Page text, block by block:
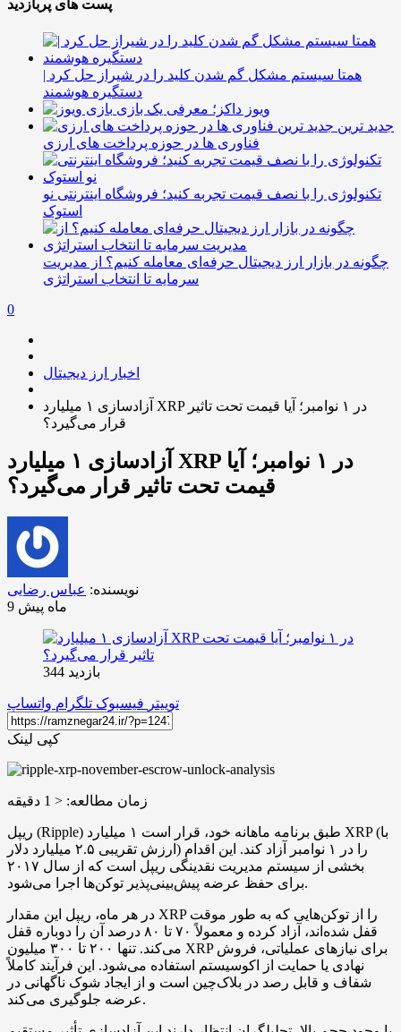
پست های پربازدید
همتا سیستم مشکل گم شدن کلید را در شیراز حل کرد |
دستگیره هوشمند
ویوز داکز؛ معرفی یک بازی
جدید ترین
فناوری ها در حوزه پرداخت های ارزی
تکنولوژی را با نصف قیمت تجربه کنید؛ فروشگاه اینترنتی نو
استوک
چگونه در بازار ارز دیجیتال حرفه‌ای معامله کنیم؟ از مدیریت
سرمایه تا انتخاب استراتژی
0
اخبار ارز دیجیتال
آزادسازی ۱ میلیارد XRP در ۱ نوامبر؛ آیا قیمت تحت تاثیر
قرار می‌گیرد؟
آزادسازی ۱ میلیارد XRP در ۱ نوامبر؛ آیا
قیمت تحت تاثیر قرار می‌گیرد؟
نویسنده: عباس رضایی
9 ماه پیش
بازدید 344
توییتر فیسبوک تلگرام واتساپ
کپی لینک
زمان مطالعه: < 1 دقیقه
ریپل (Ripple) طبق برنامه ماهانه خود، قرار است ۱ میلیارد XRP (با
ارزش تقریبی ۲.۵ میلیارد دلار) را در ۱ نوامبر آزاد کند. این اقدام
بخشی از سیستم مدیریت نقدینگی ریپل است که از سال ۲۰۱۷
برای حفظ عرضه پیش‌بینی‌پذیر توکن‌ها اجرا می‌شود.
در هر ماه، ریپل این مقدار XRP را از توکن‌هایی که به طور موقت
قفل‌ شده‌اند، آزاد کرده و معمولاً ۷۰ تا ۸۰ درصد آن را دوباره قفل
می‌کند. تنها ۲۰۰ تا ۳۰۰ میلیون XRP برای نیازهای عملیاتی، فروش
نهادی یا حمایت از اکوسیستم استفاده می‌شود. این فرآیند کاملاً
شفاف و قابل رصد در بلاک‌چین است و از ایجاد شوک ناگهانی در
عرضه جلوگیری می‌کند.